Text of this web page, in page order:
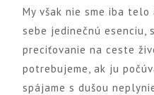
My však nie sme iba telo
sebe jedinečnú esenciu,
preciťovanie na ceste
potrebujeme, ak ju
spájame s dušou